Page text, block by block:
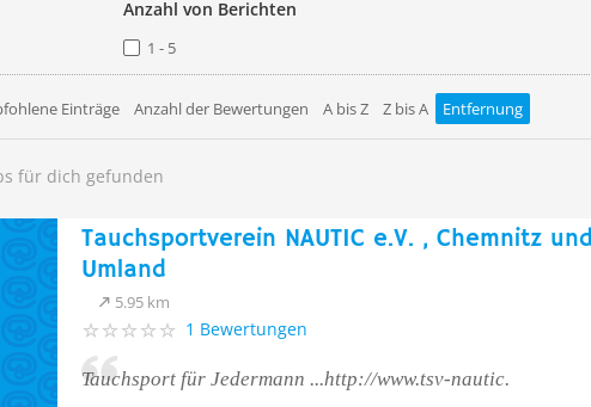
Anzahl von Berichten
1 - 5
Einträge Anzahl der Bewertungen A bis Z Z bis A Entfernung
für dich gefunden
Tauchsportverein NAUTIC e.V. , Chemnitz
Umland
5.95 km
1 Bewertungen
Tauchsport für Jedermann ...http://www.tsv-nautic.